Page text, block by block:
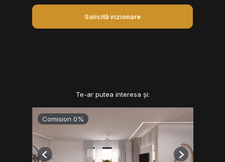
Solicită vizionare
Te-ar putea interesa și:
Comision 0%
Previous Next